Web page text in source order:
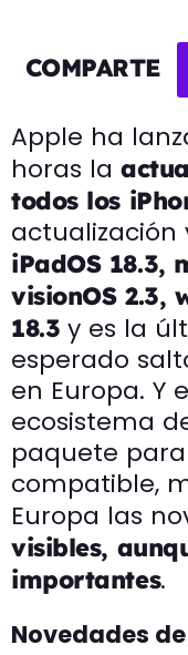
COMPARTE
Apple ha
horas la
todos los
iPadOS 18.3,
visionOS 2.3,
18.3 y es la
esperado
en Europa. Y
ecosistema
paquete
compatible,
Europa las
visibles,
importantes.
Novedades de